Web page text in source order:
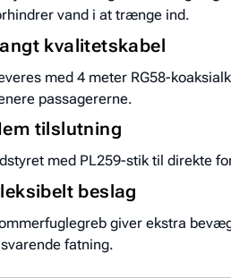
vand i at trænge ind.
kvalitetskabel
med 4 meter RG58-
passagererne.
tilslutning
med PL259-stik til direkte
beslag
giver ekstra
fatning.